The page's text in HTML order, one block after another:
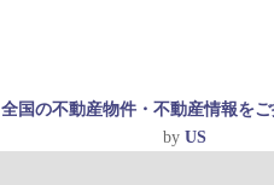
全国の不動産物件・不動産情報をご
by US